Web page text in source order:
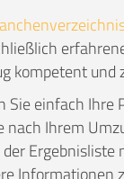
kompetent und
Sie einfach
nach Ihrem
der
Informationen